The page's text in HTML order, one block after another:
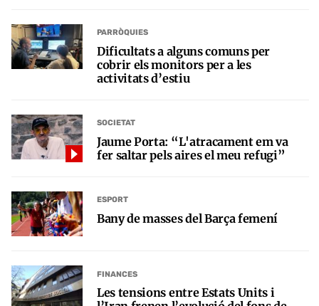
PARRÒQUIES
Dificultats a alguns comuns per
cobrir els monitors per a les
activitats d’estiu
SOCIETAT
Jaume Porta: “L'atracament em va
fer saltar pels aires el meu refugi”
ESPORT
Bany de masses del Barça femení
FINANCES
Les tensions entre Estats Units i